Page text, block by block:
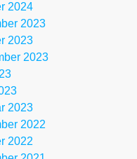
2024
2023
2023
2023
2023
2022
2022